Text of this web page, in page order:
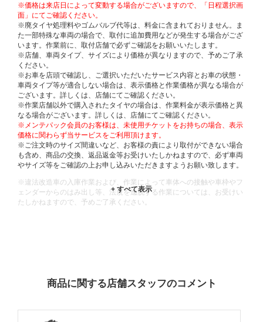
※価格は来店日によって変動する場合がございますので、「日程選択画
面」にてご確認ください。
※廃タイヤ処理料やゴムバルブ代等は、料金に含まれておりません。ま
た一部特殊な車両の場合で、取付に追加費用などが発生する場合がござ
います。作業前に、取付店舗で必ずご確認をお願いいたします。
※店舗、車両タイプ、サイズにより価格が異なりますので、予めご了承
ください。
※お車を店頭で確認し、ご選択いただいたサービス内容とお車の状態・
車両タイプ等が適合しない場合は、表示価格と作業価格が異なる場合が
ございます。詳しくは、店舗にてご確認ください。
※作業店舗以外で購入されたタイヤの場合は、作業料金が表示価格と異
なる場合がございます。詳しくは、店舗にてご確認ください。
※メンテパック会員のお客様は、未使用チケットをお持ちの場合、表示
価格に関わらず当サービスをご利用頂けます。
※ご注文時のサイズ間違いなど、お客様の責により取付ができない場合
も含め、商品の交換、返品返金等お受けいたしかねますので、必ず車両
やサイズ等をご確認の上お申し込みいただきますようお願い致します。
※違法改造車の入庫作業および、作業によって車体への接触や車枠やフ
ェンダーからのはみ出し等、法規を逸脱する作業については、お受けい
たしかねますので、予めご了承ください。
商品に関する店舗スタッフのコメント